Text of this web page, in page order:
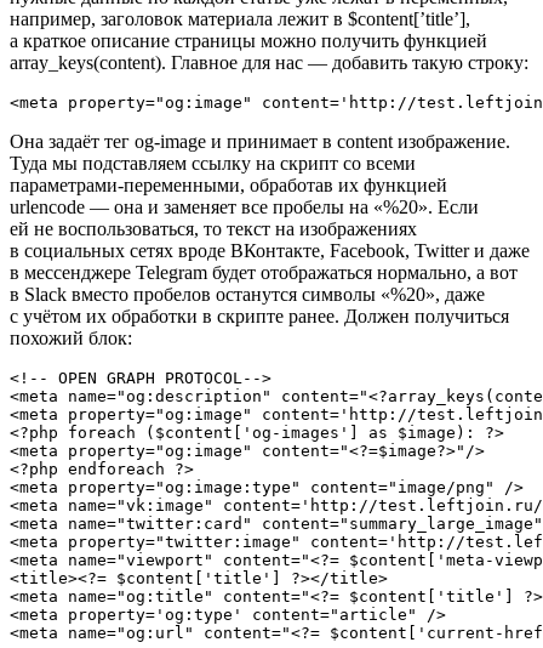
например, заголовок материала лежит в $content[’title’],
а краткое описание страницы можно получить функцией
array_keys(content). Главное для нас — добавить такую строку:
<meta property="og:image" content='http://
Она задаёт тег og-image и принимает в content изображение.
Туда мы подставляем ссылку на скрипт со всеми
параметрами-переменными, обработав их функцией
urlencode — она и заменяет все пробелы на «%20». Если
ей не воспользоваться, то текст на изображениях
в социальных сетях вроде ВКонтакте, Facebook, Twitter и даже
в мессенджере Telegram будет отображаться нормально, а вот
в Slack вместо пробелов останутся символы «%20», даже
с учётом их обработки в скрипте ранее. Должен получиться
похожий блок:
<!-- OPEN GRAPH PROTOCOL-->
<meta name="og:description"
<meta property="og:image" content='http://
<?php foreach ($content['og-images'] as $image): ?>
<meta property="og:image" content="<?=$image?>"/>
<?php endforeach ?>
<meta property="og:image:type" content="image/png" />
<meta name="vk:image" content='http://test.leftjoin.ru/
<meta name="twitter:card"
<meta property="twitter:image" content='http://
<meta name="viewport" content="<?= $content['meta-
<title><?= $content['title'] ?></title>
<meta name="og:title" content="<?= $content['title']
<meta property='og:type' content="article" />
<meta name="og:url" content="<?= $content['current-